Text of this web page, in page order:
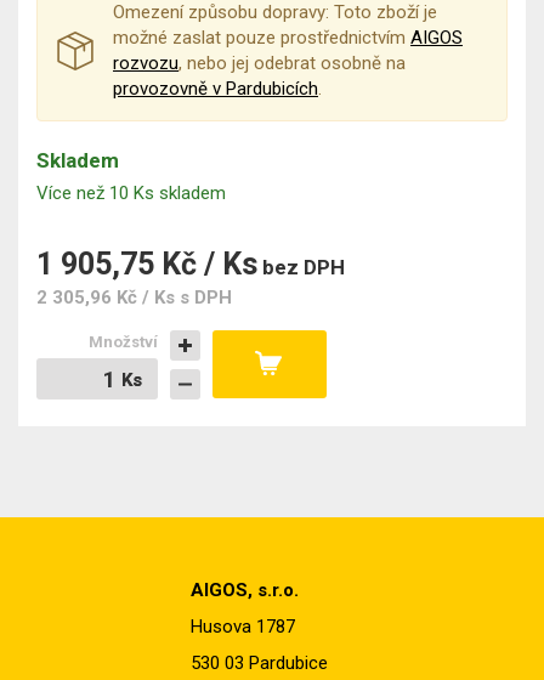
Omezení způsobu dopravy: Toto zboží je
možné zaslat pouze prostřednictvím AIGOS
rozvozu, nebo jej odebrat osobně na
provozovně v Pardubicích.
Skladem
Více než 10 Ks skladem
1 905,75 Kč / Ks bez DPH
2 305,96 Kč / Ks s DPH
Ks
Ks
Množství
AIGOS, s.r.o.
Husova 1787
530 03 Pardubice